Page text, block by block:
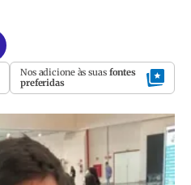
Nos adicione às suas fontes
preferidas